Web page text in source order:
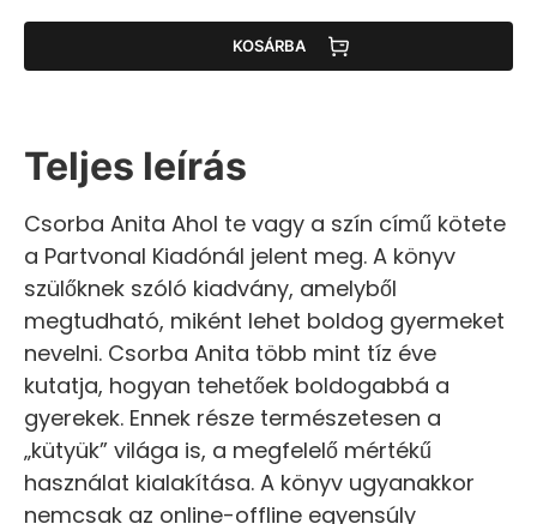
KOSÁRBA
Teljes leírás
Csorba Anita Ahol te vagy a szín című kötete
a Partvonal Kiadónál jelent meg. A könyv
szülőknek szóló kiadvány, amelyből
megtudható, miként lehet boldog gyermeket
nevelni. Csorba Anita több mint tíz éve
kutatja, hogyan tehetőek boldogabbá a
gyerekek. Ennek része természetesen a
„kütyük” világa is, a megfelelő mértékű
használat kialakítása. A könyv ugyanakkor
nemcsak az online-offline egyensúly